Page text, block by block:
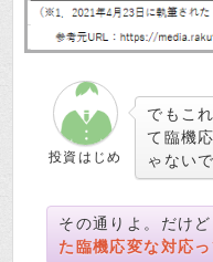
投資はじめ
でもこ
て臨機
ゃない
その通りよ。だけ
た臨機応変な対応っ